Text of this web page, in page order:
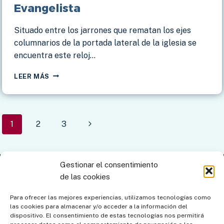
Gestionar el consentimiento
de las cookies
Para ofrecer las mejores experiencias, utilizamos tecnologías como
las cookies para almacenar y/o acceder a la información del
dispositivo. El consentimiento de estas tecnologías nos permitirá
Evangelista
Situado entre los jarrones que rematan los ejes
columnarios de la portada lateral de la iglesia se
encuentra este reloj…
LEER MÁS MANCHA
–
JUAN
Navegación
1 2 3
Siguiente
Aviso legal
Política de cookies Mapa del sitio
Política de cookies (UE)